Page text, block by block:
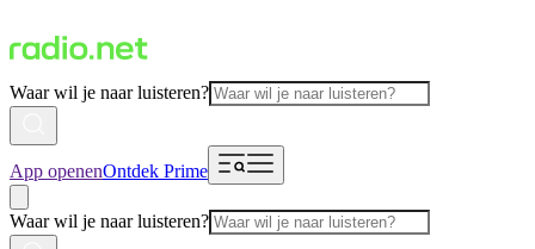
Waar wil je naar luisteren?
App openenOntdek Prime
Waar wil je naar luisteren?